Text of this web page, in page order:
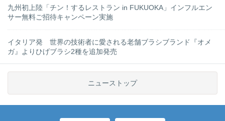
九州初上陸「チン！するレストラン in FUKUOKA」インフルエン
サー無料ご招待キャンペーン実施
イタリア発 世界の技術者に愛される老舗ブラシブランド『オメ
ガ』よりひげブラシ2種を追加発売
ニューストップ